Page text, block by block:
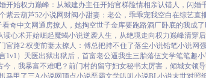
开始权力巅峰：从城建办主任开始官梯险情相亲认错人，闪婚
紫云葫芦52小说网 财阀小甜妻：老公，乖乖宠我空白在综艺直
看奇中文网通房撩人，她掏空世子金库要跑路酒厂卧底的我成了
读心术开始崛起魔蝎小说逆袭人生，从绝境走向权力巅峰清穿
官路2:权变前妻太撩人：傅总把持不住了落尘小说铅笔小说网
1v1） 天医出狱出狱后，首富老公逼我生三胎落伍文学笔笔趣
今，我暴富不难吧？ 前门村的留守妇女秘书太厉害，倾城女领
马甲了 三A小说网顶点小说恶霸文学叭叭小说BL小说末世对照